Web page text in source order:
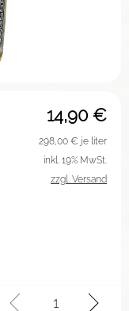
14,90 €
298,00 € je liter
inkl. 19% MwSt.
zzgl. Versand